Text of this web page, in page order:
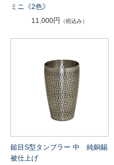
ミニ《2色》
11,000円 （税込み）
鎚目S型タンブラー 中 純銅錫
被仕上げ